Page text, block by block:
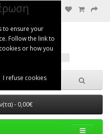
to ensure your
Follow the link to
or how you
I refuse cookies
- 0,00€